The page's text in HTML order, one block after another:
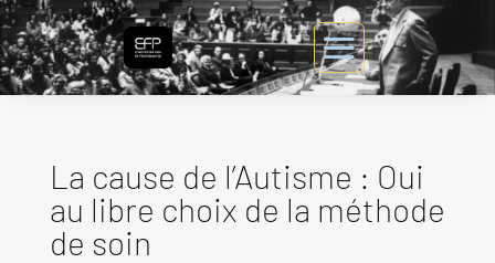
La cause de l’Autisme : Oui
au libre choix de la méthode
de soin